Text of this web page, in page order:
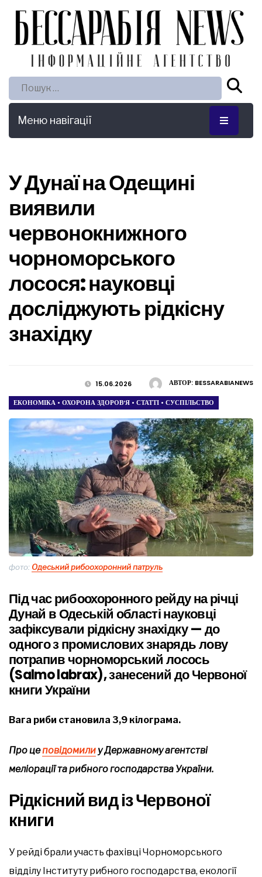
Пошук:
Меню навігації
У Дунаї на Одещині
виявили
червонокнижного
чорноморського
лосося: науковці
досліджують рідкісну
знахідку
АВТОР: BESSARABIANEWS
15.06.2026
ЕКОНОМІКА • ОХОРОНА ЗДОРОВ’Я • СТАТТІ • СУСПІЛЬСТВО
фото: Одеський рибоохоронний патруль
Під час рибоохоронного рейду на річці
Дунай в Одеській області науковці
зафіксували рідкісну знахідку — до
одного з промислових знарядь лову
потрапивчорноморський лосось
(Salmo labrax), занесений до Червоної
книги України
Вага риби становила 3,9 кілограма.
Про цеповідомили у Державному агентстві
меліорації та рибного господарства України.
Рідкісний вид із Червоної
книги
У рейді брали участь фахівці Чорноморського
відділу Інституту рибного господарства, екології